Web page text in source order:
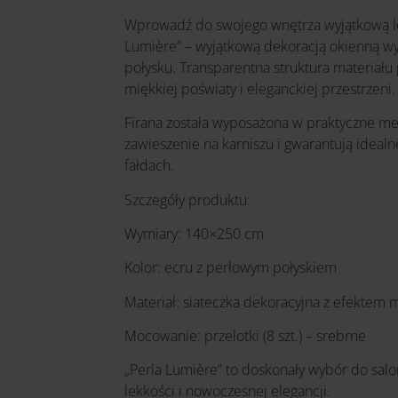
Wprowadź do swojego wnętrza wyjątkową
Lumière” – wyjątkową dekoracją okienną
połysku. Transparentna struktura
miękkiej poświaty i eleganckiej przestrzeni.
Firana została wyposażona w praktyczne
zawieszenie na karniszu i gwarantują
fałdach.
Szczegóły produktu:
Wymiary: 140×250 cm
Kolor: ecru z perłowym połyskiem
Materiał: siateczka dekoracyjna z efektem
Mocowanie: przelotki (8 szt.) – srebrne
„Perla Lumière” to doskonały wybór do
lekkości i nowoczesnej elegancji.